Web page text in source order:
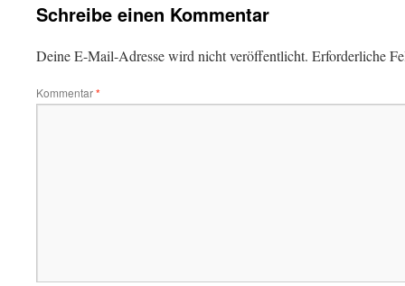
Schreibe einen Kommentar
Deine E-Mail-Adresse wird nicht veröffentlicht. Erforderliche
Kommentar*